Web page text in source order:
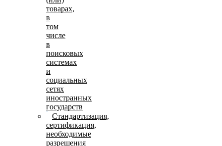
товарах,
в
том
числе
в
поисковых
системах
и
социальных
сетях
иностранных
государств
Стандартизация,
сертификация,
необходимые
разрешения